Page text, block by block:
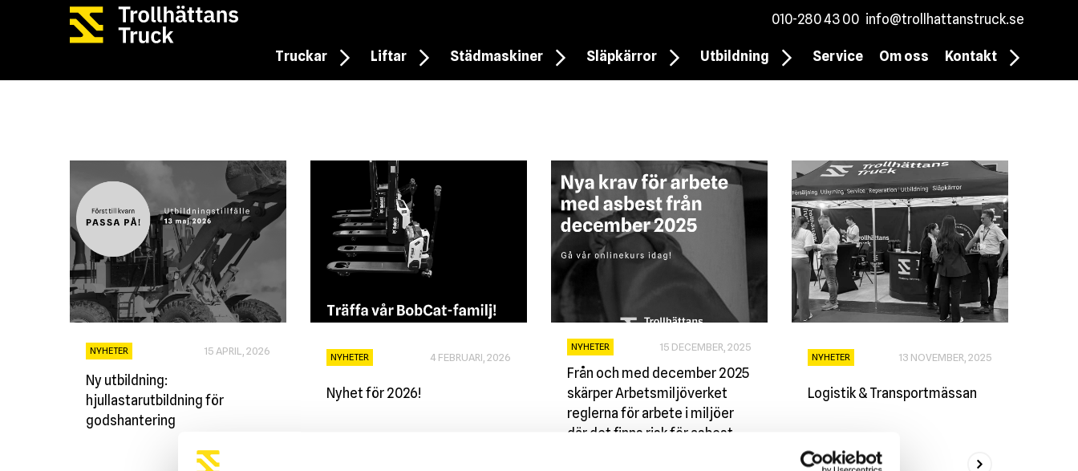
Truckar Liftar Städmaskiner Släpkärror Utbildning Service Om oss Kontakt
010-280 43 00 info@trollhattanstruck.se
NYHETER 15 APRIL, 2026
Ny utbildning:
hjullastarutbildning för
godshantering
NYHETER 4 FEBRUARI, 2026
Nyhet för 2026!
NYHETER 15 DECEMBER, 2025
Från och med december 2025
skärper Arbetsmiljöverket
reglerna för arbete i miljöer
där det finns risk för asbest.
NYHETER 13 NOVEMBER, 2025
Logistik & Transportmässan